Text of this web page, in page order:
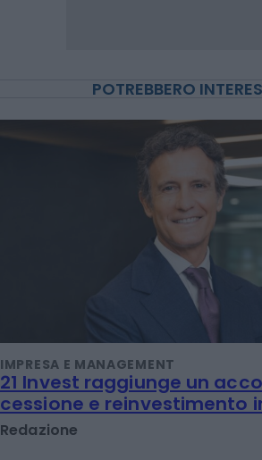
POTREBBERO
IMPRESA E MANAGEMENT
21 Invest raggiunge un
cessione e reinvestimento
Redazione